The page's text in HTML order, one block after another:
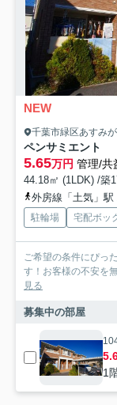
NEW
千葉市緑区あすみ
ペンサミエント
5.65万円 管理/共
44.18㎡ (1LDK) /築
外房線「土気」
駐輪場 宅配ボッ
ご希望の条件にぴっ
す！お客様の不安を
見る
募集中の部屋
1